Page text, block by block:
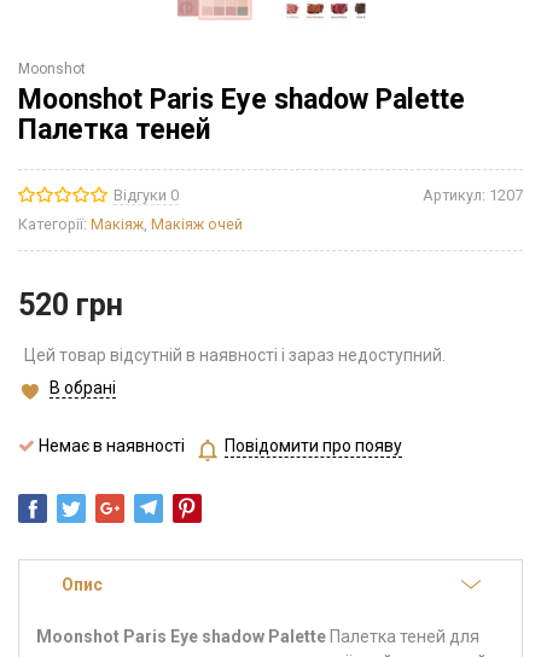
Moonshot
Moonshot Paris Eye shadow Palette
Палетка теней
Відгуки 0 Артикул: 1207
Категорії: Макіяж, Макіяж очей
520 грн
Цей товар відсутній в наявності і зараз недоступний.
В обрані
Немає в наявності Повідомити про появу
Опис
Moonshot Paris Eye shadow Palette Палетка теней для